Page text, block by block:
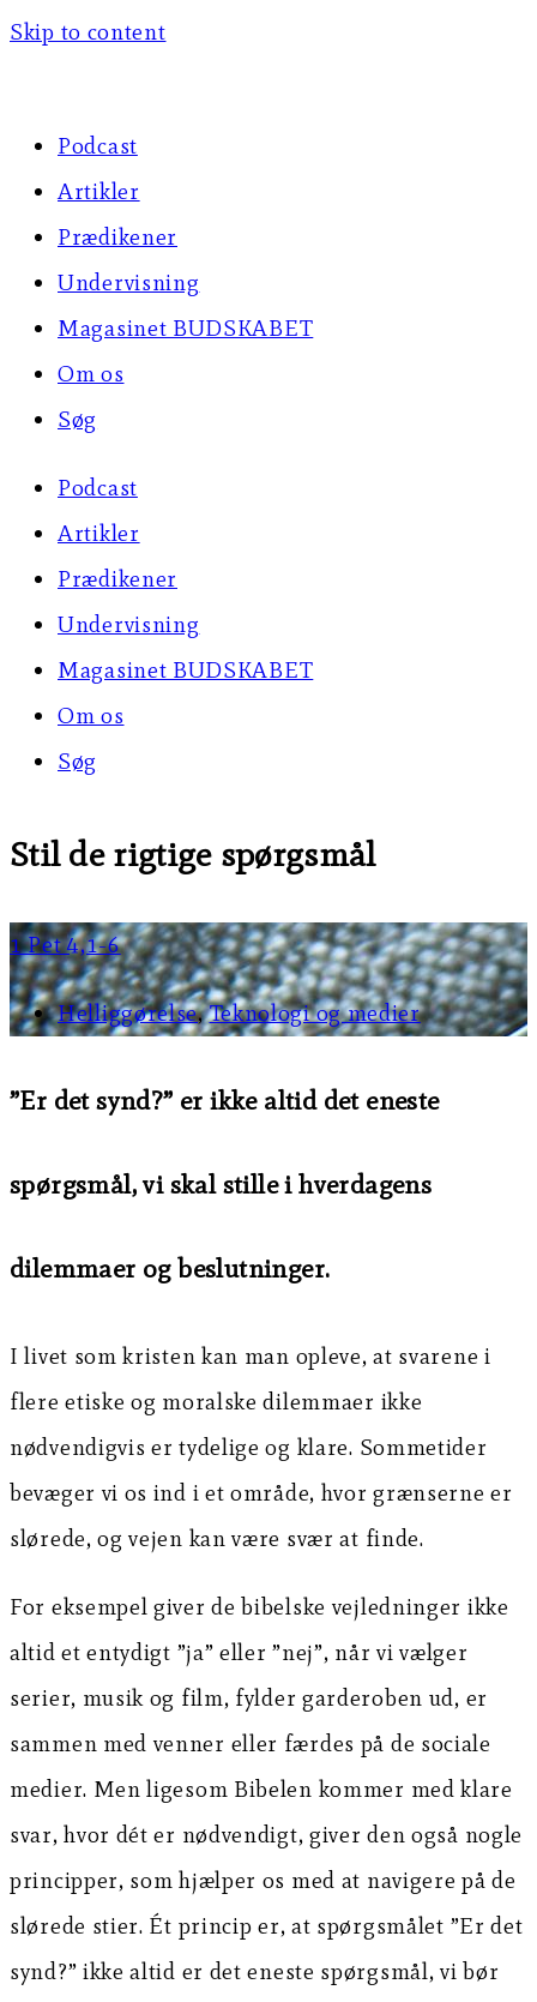
Skip to content
Podcast
Artikler
Prædikener
Undervisning
Magasinet BUDSKABET
Om os
Søg
Podcast
Artikler
Prædikener
Undervisning
Magasinet BUDSKABET
Om os
Søg
Stil de rigtige spørgsmål
1 Pet 4,1-6
Helliggørelse,Teknologi og medier
”Er det synd?” er ikke altid det eneste
spørgsmål, vi skal stille i hverdagens
dilemmaer og beslutninger.
I livet som kristen kan man opleve, at svarene i
flere etiske og moralske dilemmaer ikke
nødvendigvis er tydelige og klare. Sommetider
bevæger vi os ind i et område, hvor grænserne er
slørede, og vejen kan være svær at finde.
For eksempel giver de bibelske vejledninger ikke
altid et entydigt ”ja” eller ”nej”, når vi vælger
serier, musik og film, fylder garderoben ud, er
sammen med venner eller færdes på de sociale
medier. Men ligesom Bibelen kommer med klare
svar, hvor dét er nødvendigt, giver den også nogle
principper, som hjælper os med at navigere på de
slørede stier. Ét princip er, at spørgsmålet ”Er det
synd?” ikke altid er det eneste spørgsmål, vi bør